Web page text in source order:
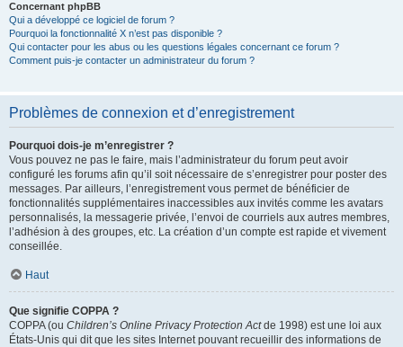
Concernant phpBB
Qui a développé ce logiciel de forum ?
Pourquoi la fonctionnalité X n’est pas disponible ?
Qui contacter pour les abus ou les questions légales concernant ce forum ?
Comment puis-je contacter un administrateur du forum ?
Problèmes de connexion et d’enregistrement
Pourquoi dois-je m’enregistrer ?
Vous pouvez ne pas le faire, mais l’administrateur du forum peut avoir
configuré les forums afin qu’il soit nécessaire de s’enregistrer pour poster des
messages. Par ailleurs, l’enregistrement vous permet de bénéficier de
fonctionnalités supplémentaires inaccessibles aux invités comme les avatars
personnalisés, la messagerie privée, l’envoi de courriels aux autres membres,
l’adhésion à des groupes, etc. La création d’un compte est rapide et vivement
conseillée.
Haut
Que signifie COPPA ?
COPPA (ou Children’s Online Privacy Protection Actde 1998) est une loi aux
États-Unis qui dit que les sites Internet pouvant recueillir des informations de